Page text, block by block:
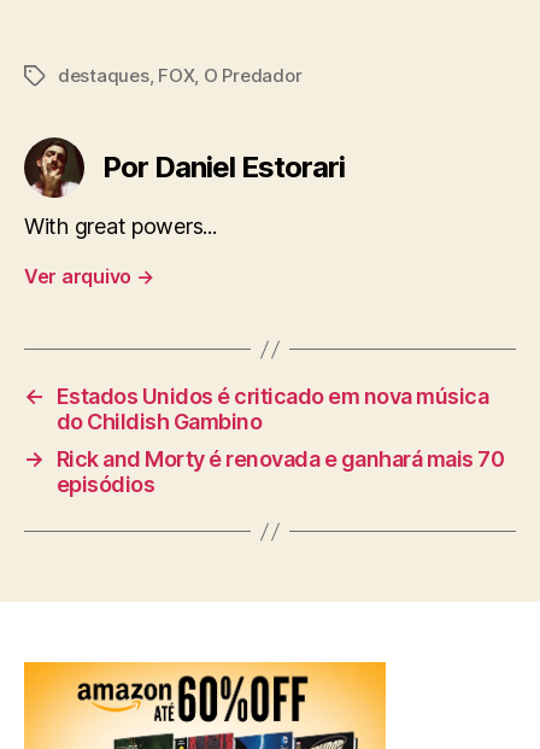
Tagsdestaques, FOX, O Predador
Por Daniel Estorari
With great powers...
Ver arquivo →
←
Estados Unidos é criticado em nova música
do Childish Gambino
→
Rick and Morty é renovada e ganhará mais 70
episódios